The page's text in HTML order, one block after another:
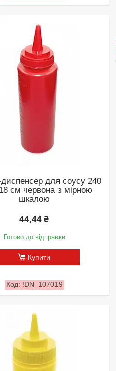
для соусу 240
см червона з мірною
шкалою
44,44 ₴
Готово до відправки
Купити
!DN_107019